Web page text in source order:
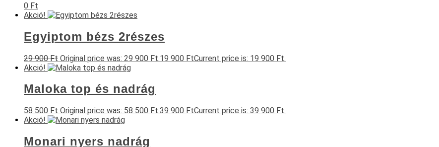
0 Ft
Akció!
Egyiptom bézs 2részes
29 900Ft Original price was: 29 900 Ft.19 900 FtCurrent price is: 19 900 Ft.
Akció!
Maloka top és nadrág
58 500Ft Original price was: 58 500 Ft.39 900 FtCurrent price is: 39 900 Ft.
Akció!
Monari nyers nadrág